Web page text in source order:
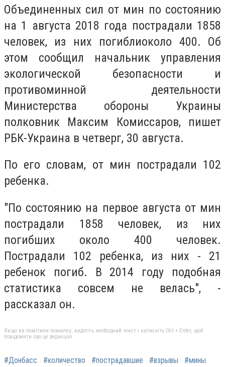
Объединенных сил от мин по состоянию
на 1 августа 2018 года пострадали 1858
человек, из них погиблиоколо 400. Об
этом сообщил начальник управления
экологической безопасности и
противоминной деятельности
Министерства обороны Украины
полковник Максим Комиссаров, пишет
РБК-Украина в четверг, 30 августа.
По его словам, от мин пострадали 102
ребенка.
"По состоянию на первое августа от мин
пострадали 1858 человек, из них
погибших около 400 человек.
Пострадали 102 ребенка, из них - 21
ребенок погиб. В 2014 году подобная
статистика совсем не велась", -
рассказал он.
Якщо ви помітили помилку, виділіть необхідний текст і натисніть Ctrl + Enter, щоб
повідомити про це редакцію
#Донбасс #количество #пострадавшие #взрывы #мины